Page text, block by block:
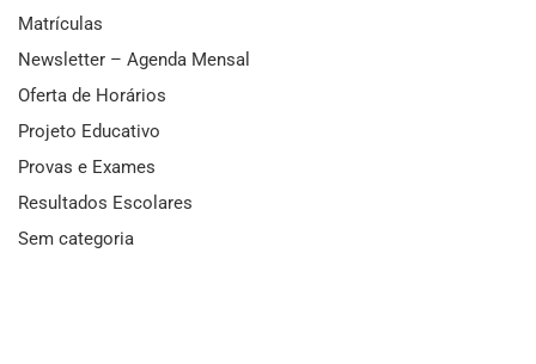
Matrículas
Newsletter – Agenda Mensal
Oferta de Horários
Projeto Educativo
Provas e Exames
Resultados Escolares
Sem categoria